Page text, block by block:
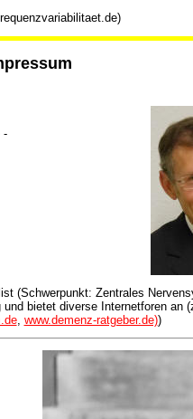
-
(Schwerpunkt: Zentrales
bietet diverse Internetforen an
, www.demenz-ratgeber.de))